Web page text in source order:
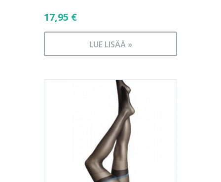
17,95 €
LUE LISÄÄ »